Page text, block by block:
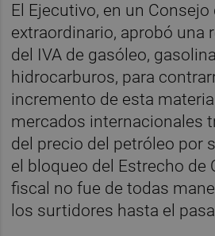
El Ejecutivo, en un
extraordinario, aprobó una
del IVA de gasóleo,
hidrocarburos, para
incremento de esta
mercados internacionales
del precio del petróleo por
el bloqueo del Estrecho de
fiscal no fue de todas
los surtidores hasta el